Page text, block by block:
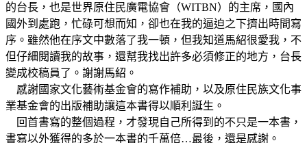
的台長，也是世界原住民廣電協會（WITBN）的主席，國內
國外到處跑，忙碌可想而知，卻也在我的逼迫之下擠出時間寫
序。雖然他在序文中數落了我一頓，但我知道馬紹很愛我，不
但仔細閱讀我的故事，還幫我找出許多必須修正的地方，台長
變成校稿員了。謝謝馬紹。
感謝國家文化藝術基金會的寫作補助，以及原住民族文化事
業基金會的出版補助讓這本書得以順利誕生。
回首書寫的整個過程，才發現自己所得到的不只是一本書，
書寫以外獲得的多於一本書的千萬倍…最後，還是感謝。